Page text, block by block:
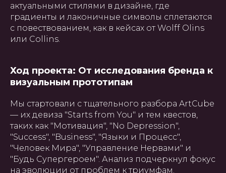
актуальными стилями в дизайне, где
градиенты и лаконичные символы сплетаются
с повествованием, как в кейсах от Wolff Olins
или Collins.
Ход проекта: От исследования бренда к
визуальным прототипам
Мы стартовали с тщательного разбора ArtCube
— их девиза "Starts from You" и тем квестов,
таких как "Мотивация", "No Depression",
"Success", "Business", "Языки и Процесс",
"Человек Мира", "Управление Нервами" и
"Будь Супергероем". Анализ подчеркнул фокус
на эволюции от проблем к триумфам.